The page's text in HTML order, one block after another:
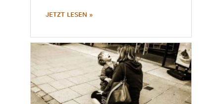
JETZT LESEN »